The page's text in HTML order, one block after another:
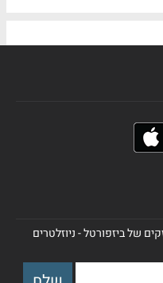
של ביזפורטל - ניוזלטרים